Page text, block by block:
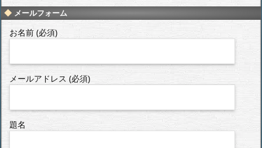
メールフォーム
お名前 (必須)
メールアドレス (必須)
題名